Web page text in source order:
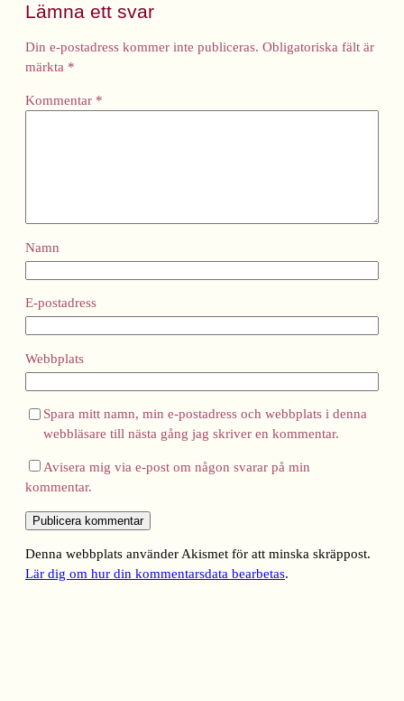
Lämna ett svar
Din e-postadress kommer inte publiceras. Obligatoriska fält är
märkta *
Kommentar *
Namn
E-postadress
Webbplats
Spara mitt namn, min e-postadress och webbplats i denna
webbläsare till nästa gång jag skriver en kommentar.
Avisera mig via e-post om någon svarar på min
kommentar.
Denna webbplats använder Akismet för att minska skräppost.
Lär dig om hur din kommentarsdata bearbetas.